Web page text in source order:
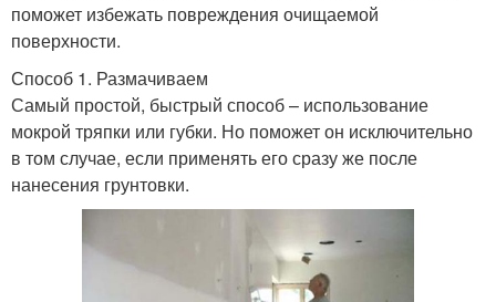
поможет избежать повреждения очищаемой
поверхности.
Способ 1. Размачиваем
Самый простой, быстрый способ – использование
мокрой тряпки или губки. Но поможет он исключительно
в том случае, если применять его сразу же после
нанесения грунтовки.